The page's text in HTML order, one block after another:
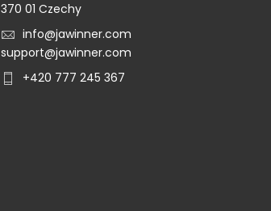
370 01 Czechy
info@jawinner.com
support@jawinner.com
+420 777 245 367